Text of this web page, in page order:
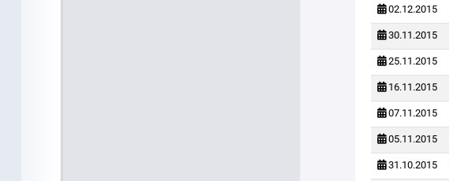
02.12.2015
30.11.2015
25.11.2015
16.11.2015
07.11.2015
05.11.2015
31.10.2015